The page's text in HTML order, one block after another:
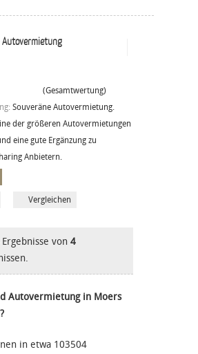
Autovermietung
(Gesamtwertung)
Souveräne Autovermietung.
der größeren Autovermietungen
eine gute Ergänzung zu
Anbietern.
Vergleichen
Ergebnisse von 4
Autovermietung in Moers
in etwa 103504